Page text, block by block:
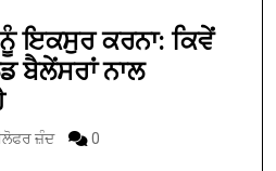
ਨੂੰ ਇਕਸੁਰ ਕਰਨਾ: ਕਿਵੇਂ
ਬੈਲੇਂਸਰਾਂ ਨਾਲ
ਜ਼ੰਦ 0